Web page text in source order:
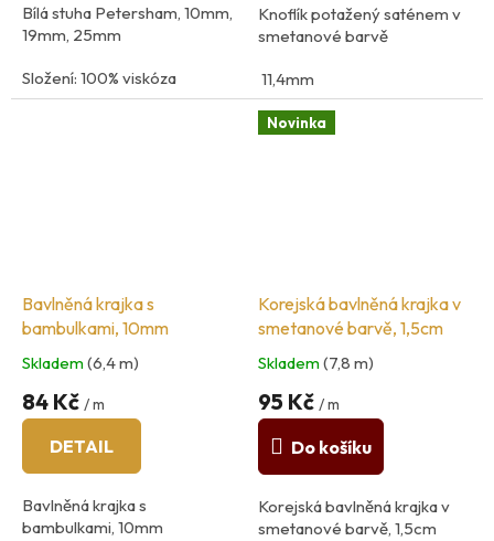
Bílá stuha Petersham, 10mm,
19mm, 25mm
Složení: 100% viskóza
Knoflík potažený saténem v
smetanové barvě
11,4mm
polyester, plast, hedvábí
Bavlněná krajka s
bambulkami, 10mm
Skladem(6,4 m)
84 Kč / m
DETAIL
Bavlněná krajka s
bambulkami, 10mm
Novinka
Korejská bavlněná krajka v
smetanové barvě, 1,5cm
Skladem(7,8 m)
95 Kč / m
Do košíku
Korejská bavlněná krajka v
smetanové barvě, 1,5cm